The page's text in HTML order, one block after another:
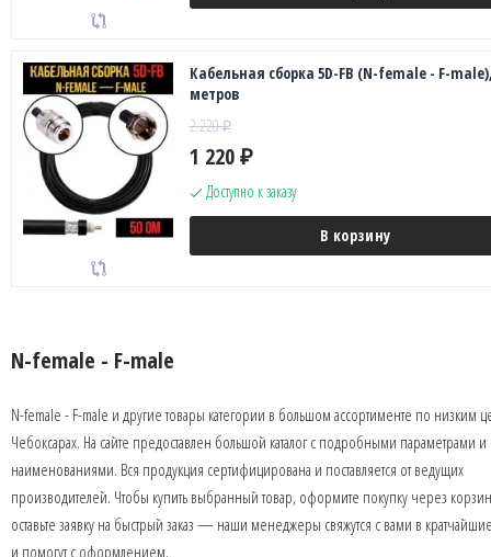
Кабельная сборка 5D-FB (N-female - F-
метров
2 220₽
1 220 ₽
Доступно к заказу
В корзину
N-female - F-male
N-female - F-male и другие товары категории в большом ассортименте по низким
Чебоксарах. На сайте предоставлен большой каталог с подробными параметрами и
наименованиями. Вся продукция сертифицирована и поставляется от ведущих
производителей. Чтобы купить выбранный товар, оформите покупку через
оставьте заявку на быстрый заказ — наши менеджеры свяжутся с вами в
и помогут с оформлением.